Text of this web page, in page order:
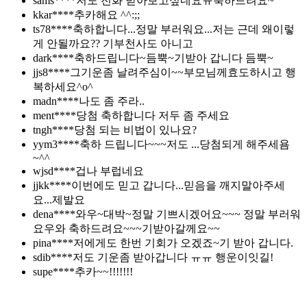
kkar****추카해요 ^^:;;
ts78****축하합니다...정말 부러워요...저는 근데 왜이렇
게 안될까요?? 기부천사도 아니고
dark****축하드립니다~듬뿍~기받아 갑니다 듬뿍~
jjs8****그기운좀 날려주심이~~부모님께효도하시고 행
복하세요^o^
madn****나도 좀 주라..
ment****당첨 축하합니다 저두 좀 주세요
tngh****당첨 되는 비법이 있나요?
yym3****축하 드립니다~~~저도 ...당첨되게 해주세욤
~^^
wjsd****겁나 부럽네요
jjkk****이번에도 믿고 갑니다...믿음을 깨지말아주세
요...제발요
dena****와우~대박~정말 기쁘시겠어요~~~ 정말 부러워
요우와 축하드려요~~~기받아갈께요~~
pina****저에게도 한번 기회가 오겠죠~기 받아 갑니다.
sdib****저도 기운좀 받아갑니다 ㅠㅠ 행운이잇길!
supe****추카~~!!!!!!!